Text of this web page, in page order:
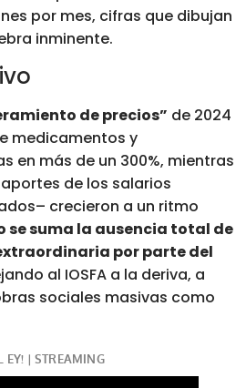
por mes, cifras que dibujan
inminente.
de precios” de 2024
medicamentos y
en más de un 300%, mientras
de los salarios
crecieron a un ritmo
se suma la ausencia total de
por parte del
al IOSFA a la deriva, a
sociales masivas como